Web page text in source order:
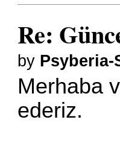
Re:
by
Merhaba
ederiz.